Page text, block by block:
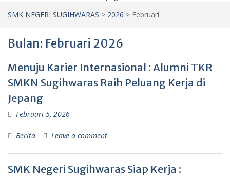
SMK NEGERI SUGIHWARAS > 2026 > Februari
Bulan: Februari 2026
Menuju Karier Internasional : Alumni TKR
SMKN Sugihwaras Raih Peluang Kerja di
Jepang
Februari 5, 2026
Berita Leave a comment
SMK Negeri Sugihwaras Siap Kerja :